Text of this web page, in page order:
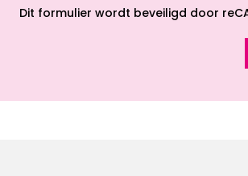
Dit formulier wordt beveiligd door